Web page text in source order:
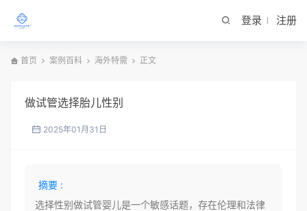
登录 注册
首页 案例百科 海外特需 正文
做试管选择胎儿性别
2025年01月31日
摘要 :
选择性别做试管婴儿是一个敏感话题，存在伦理和法律